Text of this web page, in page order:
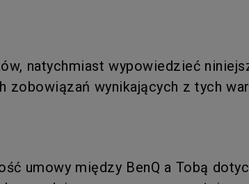
natychmiast wypowiedzieć
zobowiązań wynikających z tych
umowy między BenQ a Tobą